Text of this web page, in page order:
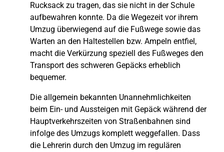
Rucksack zu tragen, das sie nicht in der Schule
aufbewahren konnte. Da die Wegezeit vor ihrem
Umzug überwiegend auf die Fußwege sowie das
Warten an den Haltestellen bzw. Ampeln entfiel,
macht die Verkürzung speziell des Fußweges den
Transport des schweren Gepäcks erheblich
bequemer.
Die allgemein bekannten Unannehmlichkeiten
beim Ein- und Aussteigen mit Gepäck während der
Hauptverkehrszeiten von Straßenbahnen sind
infolge des Umzugs komplett weggefallen. Dass
die Lehrerin durch den Umzug im regulären